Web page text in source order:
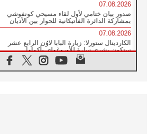
07.08.2026
صدور بيان ختامي لأول لقاء مسيحي كونفوشي
بمشاركة الدائرة الفاتيكانية للحوار بين الأديان
07.08.2026
الكاردينال ستورلا: زيارة البابا لاوُن الرابع عشر
ستكون بشرى سارة للأوروغواي بأكملها
الفاتيكان يعلن برنامج الزيارة الرسولية للبابا لاوُن